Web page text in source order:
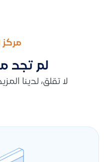
مركز
لم تجد
لا تقلق، لدينا